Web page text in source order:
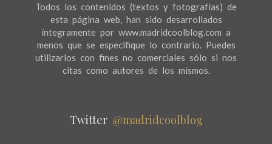
Todos los contenidos (textos y fotografías) de
esta página web, han sido desarrollados
íntegramente por www.madridcoolblog.com a
menos que se especifique lo contrario. Puedes
utilizarlos con fines no comerciales sólo si nos
citas como autores de los mismos.
Twitter @madridcoolblog